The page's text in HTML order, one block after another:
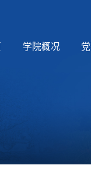
学院概况